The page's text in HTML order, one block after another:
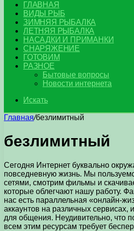
ГЛАВНАЯ
ВИДЫ РЫБ
ЗИМНЯЯ РЫБАЛКА
ЛЕТНЯЯ РЫБАЛКА
НАСАДКИ И ПРИМАНКИ
СНАРЯЖЕНИЕ
ГОТОВИМ
РАЗНОЕ
Бытовые вопросы
Новости интернета
Искать
Главная/безлимитный
безлимитный
Сегодня Интернет буквально
повседневную жизнь. Мы
сетями, смотрим фильмы и
которые облегчают нашу работу.
нас есть параллельная «онлайн-
аккаунтов на различных сервисах,
для общения. Неудивительно, что
всем этим ресурсам требует